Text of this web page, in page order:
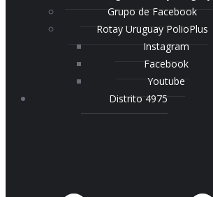
Grupo de Facebook
Rotay Uruguay PolioPlus
Instagram
Facebook
Youtube
Distrito 4975